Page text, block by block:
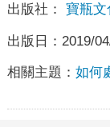
出版社： 寶瓶文
出版日： 2019/
相關主題： 如何